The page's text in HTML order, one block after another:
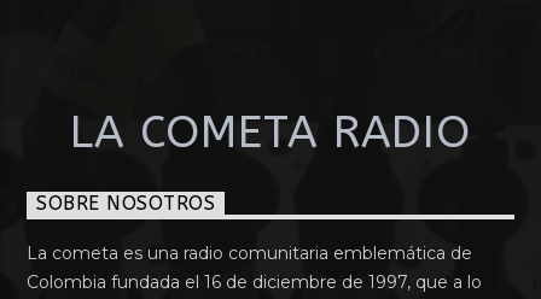
LA COMETA RADIO
SOBRE NOSOTROS
La cometa es una radio comunitaria emblemática de
Colombia fundada el 16 de diciembre de 1997, que a lo